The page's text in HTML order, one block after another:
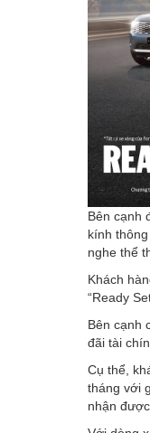
Bên cạnh
kính
nghe thể
Khách
“Ready
Bên cạnh
đãi tài
Cụ thể,
tháng với
nhận